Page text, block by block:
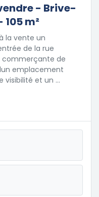
- Brive-
m²
la vente un
de la rue
commerçante de
emplacement
visibilité et un …